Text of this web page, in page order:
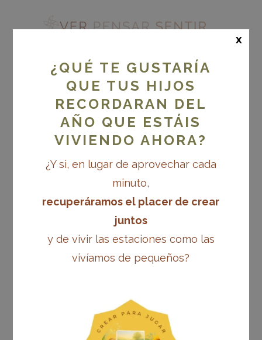
SONITUS: PROGRAMA
PER A
L’ACOMPANYAMENT
DE L’APRENENTATGE
DE LA LECTURA I
L’ESCRIPTURA DES DE
LA NATURALITAT
(EDICIÓ 2025)
¿QUÉ TE GUSTARÍA
QUE TUS HIJOS
RECORDARAN DEL
AÑO QUE ESTÁIS
VIVIENDO AHORA?
¿Y si, en lugar de aprovechar cada
minuto,
recuperáramos el placer de crear
juntos
y de vivir las estaciones como las
vivíamos de pequeños?
x